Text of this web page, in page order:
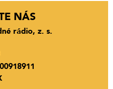
NÁS
rádio, z. s.